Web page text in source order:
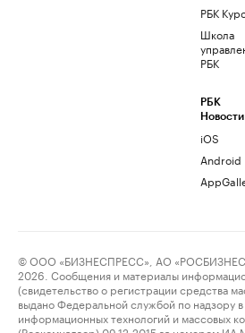
РБК
Школа
РБК
РБК
Новости
iOS
Android
© ООО «БИЗНЕСПРЕСС», АО
2026. Сообщения и материалы
(свидетельство о регистрации средства
выдано Федеральной службой по надзору
информационных технологий и массовых